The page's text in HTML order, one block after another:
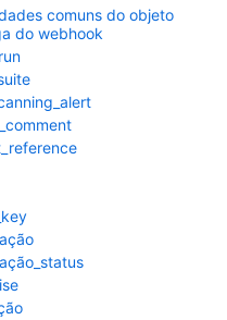
comuns do objeto
do webhook